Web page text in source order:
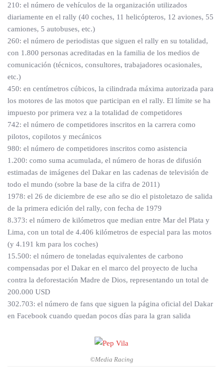
210: el número de vehículos de la organización utilizados
diariamente en el rally (40 coches, 11 helicópteros, 12 aviones, 55
camiones, 5 autobuses, etc.)
260: el número de periodistas que siguen el rally en su totalidad,
con 1.800 personas acreditadas en la familia de los medios de
comunicación (técnicos, consultores, trabajadores ocasionales,
etc.)
450: en centímetros cúbicos, la cilindrada máxima autorizada para
los motores de las motos que participan en el rally. El límite se ha
impuesto por primera vez a la totalidad de competidores
742: el número de competidores inscritos en la carrera como
pilotos, copilotos y mecánicos
980: el número de competidores inscritos como asistencia
1.200: como suma acumulada, el número de horas de difusión
estimadas de imágenes del Dakar en las cadenas de televisión de
todo el mundo (sobre la base de la cifra de 2011)
1978: el 26 de diciembre de ese año se dio el pistoletazo de salida
de la primera edición del rally, con fecha de 1979
8.373: el número de kilómetros que median entre Mar del Plata y
Lima, con un total de 4.406 kilómetros de especial para las motos
(y 4.191 km para los coches)
15.500: el número de toneladas equivalentes de carbono
compensadas por el Dakar en el marco del proyecto de lucha
contra la deforestación Madre de Dios, representando un total de
200.000 USD
302.703: el número de fans que siguen la página oficial del Dakar
en Facebook cuando quedan pocos días para la gran salida
©Media Racing